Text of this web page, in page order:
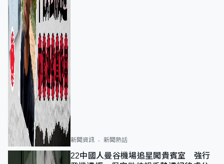
新聞資訊 新聞熱話
22中國人曼谷機場追星闖貴賓室 強行